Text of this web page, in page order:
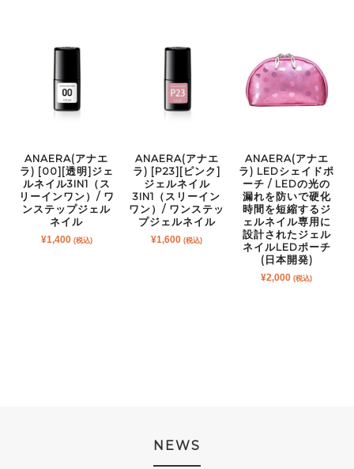
ANAERA(アナエ
ラ) [00][透明]ジェ
ルネイル3IN1（ス
リーインワン）/ ワ
ンステップジェル
ネイル
¥1,400 (税込)
ANAERA(アナエ
ラ) [P23][ピンク]
ジェルネイル
3IN1（スリーイン
ワン）/ ワンステッ
プジェルネイル
¥1,600 (税込)
ANAERA(アナエ
ラ) LEDシェイドポ
ーチ / LEDの光の
漏れを防いで硬化
時間を短縮するジ
ェルネイル専用に
設計されたジェル
ネイルLEDポーチ
(日本開発)
¥2,000 (税込)
NEWS